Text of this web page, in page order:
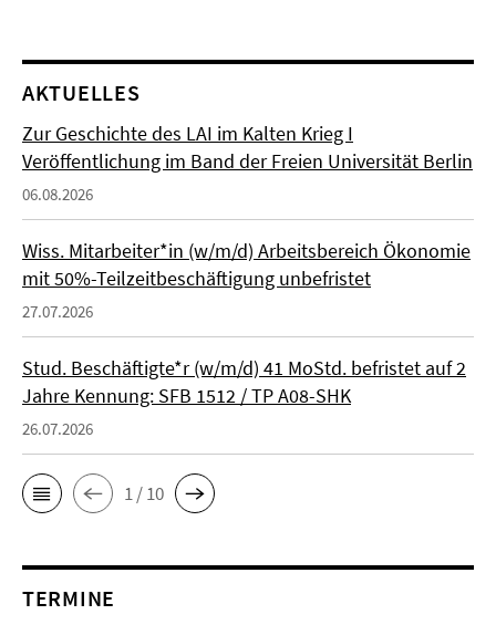
AKTUELLES
Zur Geschichte des LAI im Kalten Krieg I
Veröffentlichung im Band der Freien Universität Berlin
06.08.2026
Wiss. Mitarbeiter*in (w/m/d) Arbeitsbereich Ökonomie
mit 50%-Teilzeitbeschäftigung unbefristet
27.07.2026
Stud. Beschäftigte*r (w/m/d) 41 MoStd. befristet auf 2
Jahre Kennung: SFB 1512 / TP A08-SHK
26.07.2026
1 / 10
TERMINE